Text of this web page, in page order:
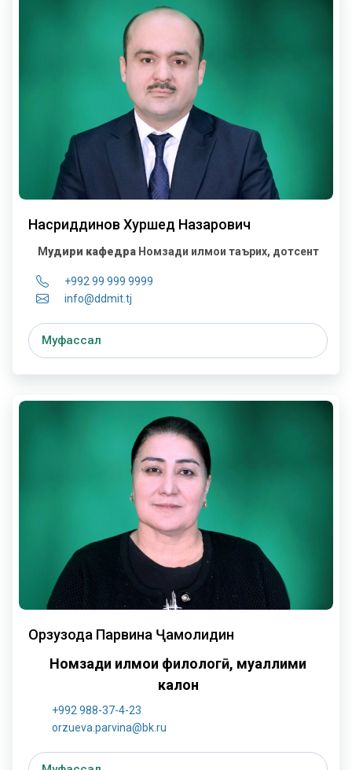
Насриддинов Хуршед Назарович
Мудири кафедра Номзади илмҳои таърих, дотсент
+992 99 999 9999
info@ddmit.tj
Муфассал
Орзузода Парвина Ҷамолидин
Номзади илмҳои филологӣ, муаллими
калон
+992 988-37-4-23
orzueva.parvina@bk.ru